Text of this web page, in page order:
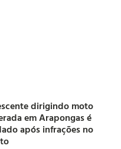
dirigindo moto
em Arapongas é
após infrações no